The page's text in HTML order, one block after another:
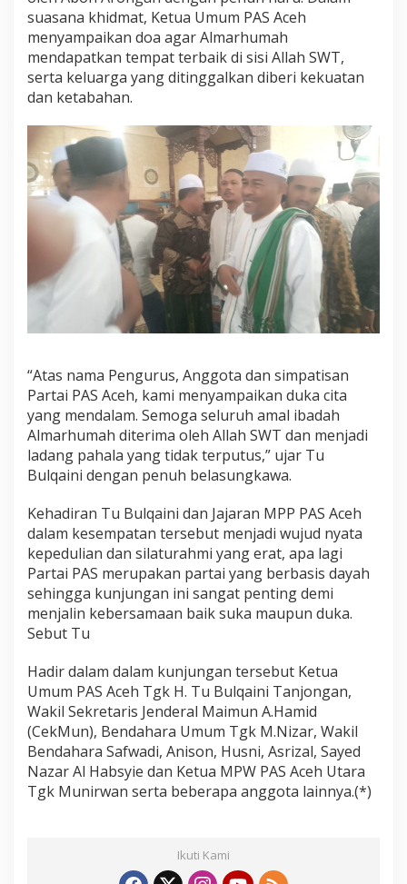
suasana khidmat, Ketua Umum PAS Aceh
menyampaikan doa agar Almarhumah
mendapatkan tempat terbaik di sisi Allah SWT,
serta keluarga yang ditinggalkan diberi kekuatan
dan ketabahan.
“Atas nama Pengurus, Anggota dan simpatisan
Partai PAS Aceh, kami menyampaikan duka cita
yang mendalam. Semoga seluruh amal ibadah
Almarhumah diterima oleh Allah SWT dan menjadi
ladang pahala yang tidak terputus,” ujar Tu
Bulqaini dengan penuh belasungkawa.
Kehadiran Tu Bulqaini dan Jajaran MPP PAS Aceh
dalam kesempatan tersebut menjadi wujud nyata
kepedulian dan silaturahmi yang erat, apa lagi
Partai PAS merupakan partai yang berbasis dayah
sehingga kunjungan ini sangat penting demi
menjalin kebersamaan baik suka maupun duka.
Sebut Tu
Hadir dalam dalam kunjungan tersebut Ketua
Umum PAS Aceh Tgk H. Tu Bulqaini Tanjongan,
Wakil Sekretaris Jenderal Maimun A.Hamid
(CekMun), Bendahara Umum Tgk M.Nizar, Wakil
Bendahara Safwadi, Anison, Husni, Asrizal, Sayed
Nazar Al Habsyie dan Ketua MPW PAS Aceh Utara
Tgk Munirwan serta beberapa anggota lainnya.(*)
Ikuti Kami